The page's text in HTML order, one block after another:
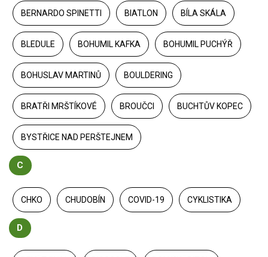
BERNARDO SPINETTI BIATLON BÍLA SKÁLA
BLEDULE BOHUMIL KAFKA BOHUMIL PUCHÝŘ
BOHUSLAV MARTINŮ BOULDERING
BRATŘI MRŠTÍKOVÉ BROUČCI BUCHTŮV KOPEC
BYSTŘICE NAD PERŠTEJNEM
C
CHKO CHUDOBÍN COVID-19 CYKLISTIKA
D